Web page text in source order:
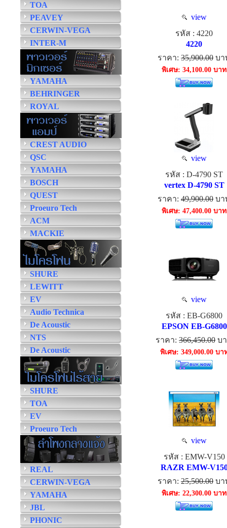
TOA
PEAVEY
CERWIN-VEGA
INTER-M
YAMAHA
BEHRINGER
ROYAL
CREST AUDIO
QSC
YAMAHA
BOSCH
QUEST
Proeuro Tech
ACM
MACKIE
SHURE
LEWITT
EV
Audio Technica
De Acoustic
NTS
De Acoustic
SHURE
TOA
EV
Proeuro Tech
REAL
CERWIN-VEGA
YAMAHA
JBL
PHONIC
view
รหัส : 4220
4220
ราคา: 35,900.00 บา
พิเศษ: 34,100.00 บาท
view
รหัส : D-4790 ST
vertex D-4790 ST
ราคา: 49,900.00 บา
พิเศษ: 47,400.00 บาท
view
รหัส : EB-G6800
EPSON EB-G6800
ราคา: 366,450.00 บ
พิเศษ: 349,000.00 บา
view
รหัส : EMW-V150
RAZR EMW-
ราคา: 25,500.00 บา
พิเศษ: 22,300.00 บาท